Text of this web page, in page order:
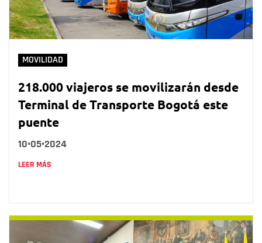
MOVILIDAD
218.000 viajeros se movilizarán desde
Terminal de Transporte Bogotá este
puente
10•05•2024
LEER MÁS